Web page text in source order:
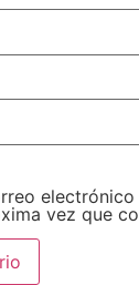
vez que